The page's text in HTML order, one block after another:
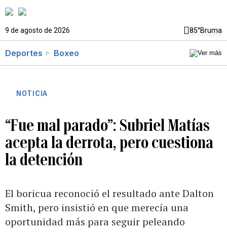
9 de agosto de 2026 85°Bruma
Deportes Boxeo
NOTICIA
“Fue mal parado”: Subriel Matías
acepta la derrota, pero cuestiona
la detención
El boricua reconoció el resultado ante Dalton
Smith, pero insistió en que merecía una
oportunidad más para seguir peleando